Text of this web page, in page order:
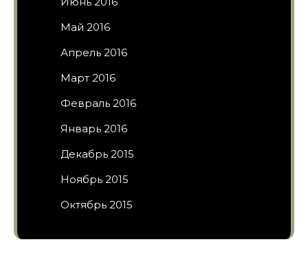
Май 2016
Апрель 2016
Март 2016
Февраль 2016
Январь 2016
Декабрь 2015
Ноябрь 2015
Октябрь 2015